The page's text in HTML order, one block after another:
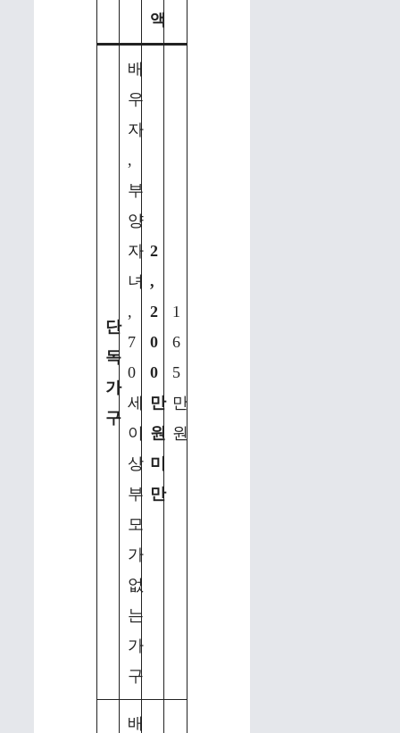
액
단
독
가
구
배
우
자
,
부
양
자
녀
,
7
0
세
이
상
부
모
가
없
는
가
구
2
,
2
0
0
만
원
미
만
1
6
5
만
원
배